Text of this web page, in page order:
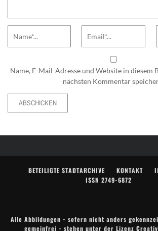
Name, E-Mail-Adresse und Website in diesem
nächsten Kommentar
BETEILIGTE STADTARCHIVE KONTAKT
ISSN 2749-6872
Alle Abbildungen - sofern nicht anders
gemeinfrei - stehen unter der Lizenz